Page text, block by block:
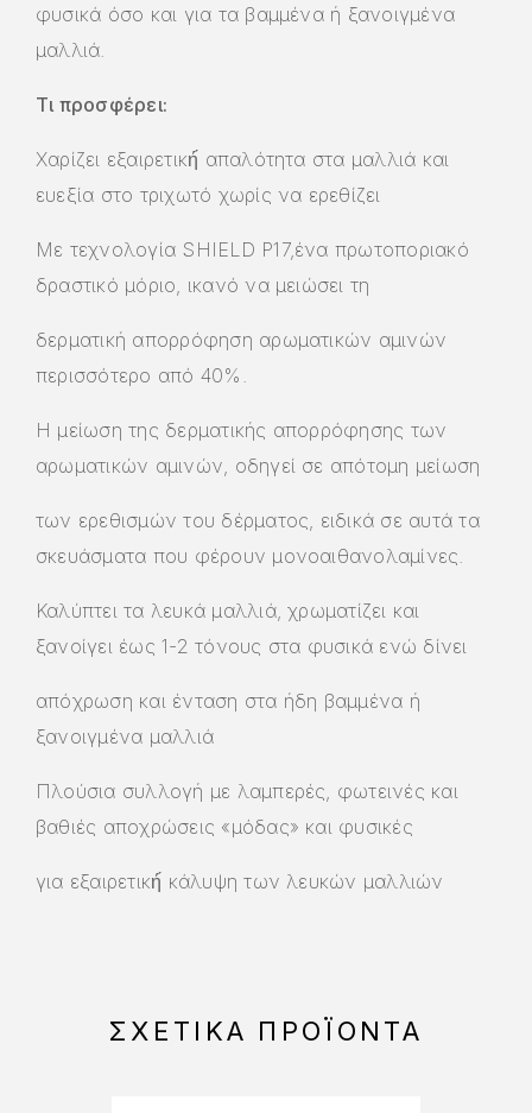
φυσικά όσο και για τα βαμμένα ή ξανοιγμένα
μαλλιά.
Τι προσφέρει:
Χαρίζει εξαιρετική́ απαλότητα στα μαλλιά και
ευεξία στο τριχωτό χωρίς να ερεθίζει
Με τεχνολογία SHIELD P17,ένα πρωτοποριακό
δραστικό μόριο, ικανό να μειώσει τη
δερματική απορρόφηση αρωματικών αμινών
περισσότερο από 40%.
Η μείωση της δερματικής απορρόφησης των
αρωματικών αμινών, οδηγεί σε απότομη μείωση
των ερεθισμών του δέρματος, ειδικά σε αυτά τα
σκευάσματα που φέρουν μονοαιθανολαμίνες.
Καλύπτει τα λευκά μαλλιά, χρωματίζει και
ξανοίγει έως 1-2 τόνους στα φυσικά ενώ δίνει
απόχρωση και ένταση στα ήδη βαμμένα ή
ξανοιγμένα μαλλιά
Πλούσια συλλογή με λαμπερές, φωτεινές και
βαθιές αποχρώσεις «μόδας» και φυσικές
για εξαιρετική́ κάλυψη των λευκών μαλλιών
ΣΧΕΤΙΚΆ ΠΡΟΪΌΝΤΑ